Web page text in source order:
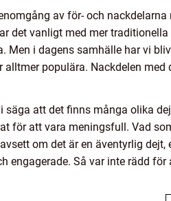
av för- och
det vanligt med mer
Men i dagens samhälle har vi
alltmer populära. Nackdelen
säga att det finns många olika
för att vara meningsfull. Vad
om det är en äventyrlig
engagerade. Så var inte rädd